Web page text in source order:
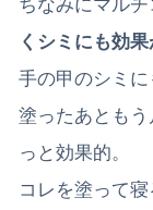
ちなみにマル
くシミにも効
手の甲のシミに
塗ったあとも
っと効果的。
コレを塗って寝